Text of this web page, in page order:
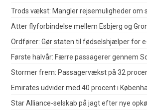
Trods vækst: Mangler rejsemuligheder om
Atter flyforbindelse mellem Esbjerg og
Ordfører: Gør staten til fødselshjælper for
Første halvår: Færre passagerer gennem
Stormer frem: Passagervækst på 32
Emirates udvider med 40 procent i
Star Alliance-selskab på jagt efter nye